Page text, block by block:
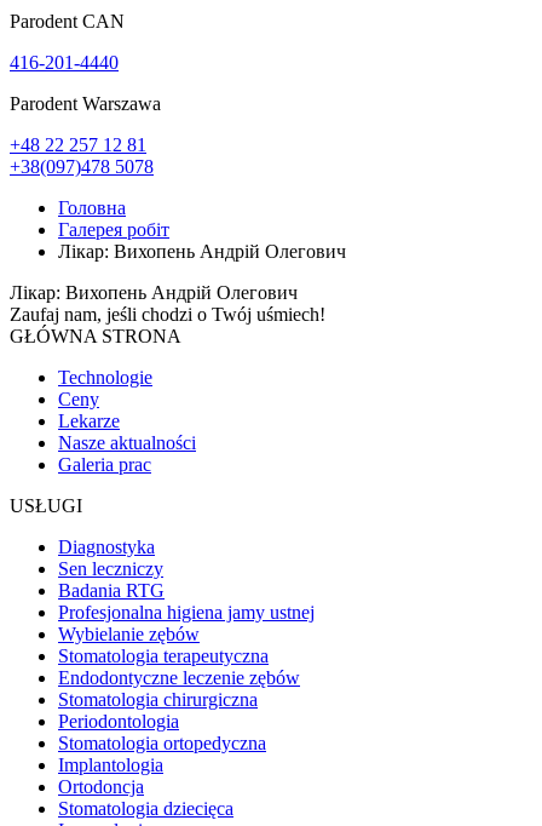
Parodent CAN
416-201-4440
Parodent Warszawa
+48 22 257 12 81
+38(097)478 5078
Головна
Галерея робіт
Лікар: Вихопень Андрій Олегович
Лікар: Вихопень Андрій Олегович
Zaufaj nam, jeśli chodzi o Twój uśmiech!
GŁÓWNA STRONA
Technologie
Ceny
Lekarze
Nasze aktualności
Galeria prac
USŁUGI
Diagnostyka
Sen leczniczy
Badania RTG
Profesjonalna higiena jamy ustnej
Wybielanie zębów
Stomatologia terapeutyczna
Endodontyczne leczenie zębów
Stomatologia chirurgiczna
Periodontologia
Stomatologia ortopedyczna
Implantologia
Ortodoncja
Stomatologia dziecięca